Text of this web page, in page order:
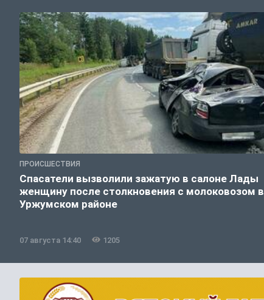
ПРОИСШЕСТВИЯ
Спасатели вызволили зажатую в салоне Лады
женщину после столкновения с молоковозом в
Уржумском районе
07 августа 14:40 1205